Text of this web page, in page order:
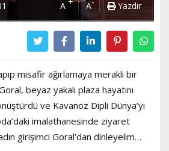
A A Yazdır
misafir ağırlamaya meraklı bir
beyaz yakalı plaza hayatını
ve Kavanoz Dipli Dünya’yı
imalathanesinde ziyaret
girişimci Goral’dan dinleyelim…